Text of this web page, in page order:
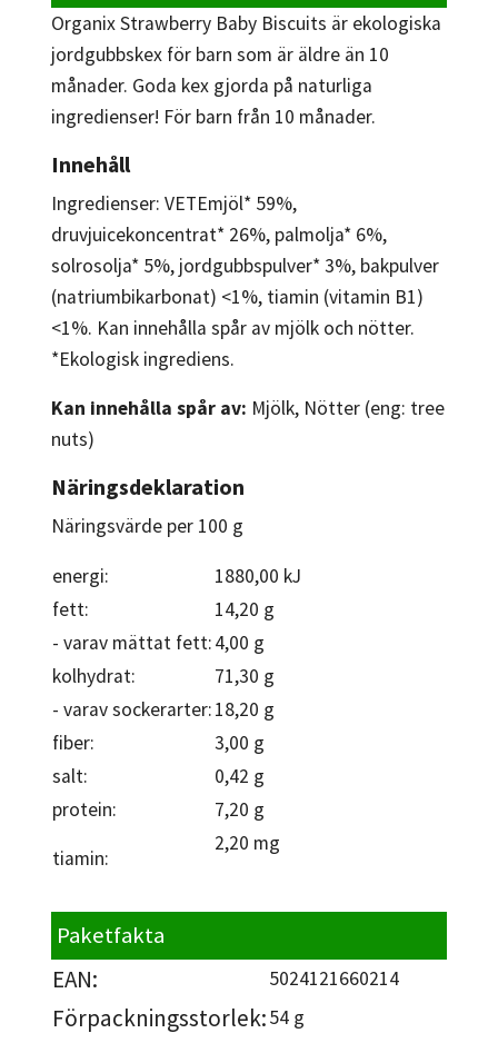
Organix Strawberry Baby Biscuits är ekologiska
jordgubbskex för barn som är äldre än 10
månader. Goda kex gjorda på naturliga
ingredienser! För barn från 10 månader.
Innehåll
Ingredienser: VETEmjöl* 59%,
druvjuicekoncentrat* 26%, palmolja* 6%,
solrosolja* 5%, jordgubbspulver* 3%, bakpulver
(natriumbikarbonat) <1%, tiamin (vitamin B1)
<1%. Kan innehålla spår av mjölk och nötter.
*Ekologisk ingrediens.
Kan innehålla spår av: Mjölk, Nötter (eng: tree
nuts)
Näringsdeklaration
Näringsvärde per 100 g
energi:
1880,00 kJ
fett:
14,20 g
- varav mättat fett:4,00 g
kolhydrat:
71,30 g
- varav sockerarter:18,20 g
fiber:
3,00 g
salt:
0,42 g
protein:
7,20 g
tiamin:
2,20 mg
Paketfakta
EAN: 5024121660214
Förpackningsstorlek:54 g